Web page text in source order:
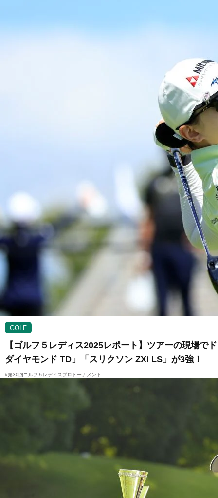
GOLF
【ゴルフ５レディス2025レポート】ツアーの現場
ダイヤモンド TD」「スリクソン ZXi LS」が3強！
#第30回ゴルフ５レディスプロトーナメント